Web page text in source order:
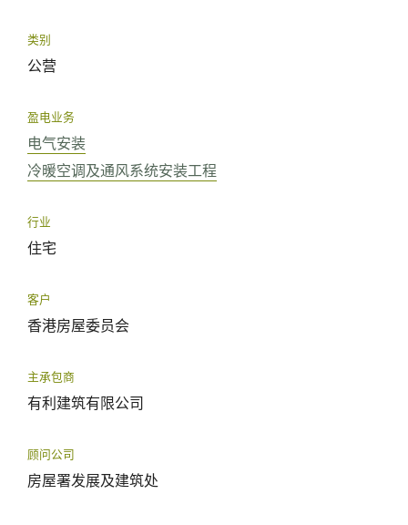
类别
公营
盈电业务
电气安装
冷暖空调及通风系统安装工程
行业
住宅
客户
香港房屋委员会
主承包商
有利建筑有限公司
顾问公司
房屋署发展及建筑处